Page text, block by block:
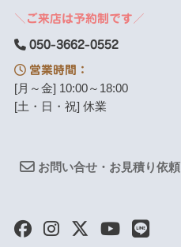
＼ご来店は予約制です／
050-3662-0552
営業時間：
[月～金] 10:00～18:00
[土・日・祝] 休業
お問い合せ・お見積り依頼